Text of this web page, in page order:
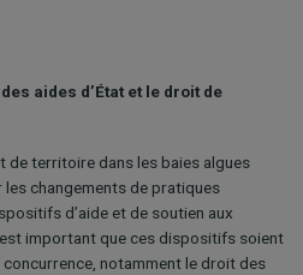
aides d’État et le droit de
de territoire dans les baies algues
changements de pratiques
d’aide et de soutien aux
important que ces dispositifs soient
notamment le droit des